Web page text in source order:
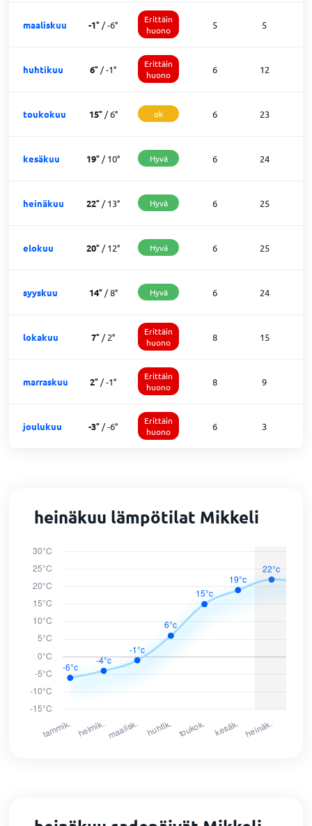
maaliskuu -1° /-6°
Erittäin
huono
5 5
huhtikuu 6° /-1°
Erittäin
huono
6 12
toukokuu 15°/6° ok 6 23
kesäkuu 19° /10° Hyvä 6 24
heinäkuu 22° /13° Hyvä 6 25
elokuu 20° /12° Hyvä 6 25
syyskuu 14°/8° Hyvä 6 24
lokakuu 7° /2°
Erittäin
huono
8 15
marraskuu 2° /-1°
Erittäin
huono
8 9
joulukuu -3° /-6°
Erittäin
huono
6 3
heinäkuu lämpötilat Mikkeli